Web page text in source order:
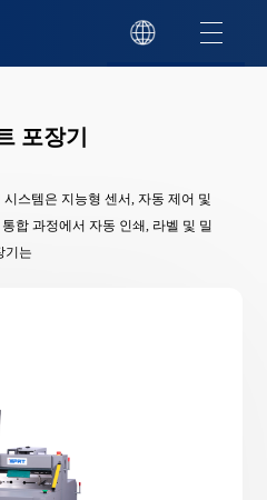
포장기
스템은 지능형 센서, 자동 제어 및
합 과정에서 자동 인쇄, 라벨 및 밀
기는